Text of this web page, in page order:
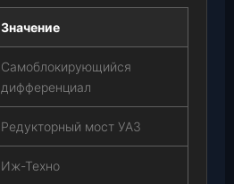
Значение
Самоблокирующийся
дифференциал
Редукторный мост УАЗ
Иж-Техно